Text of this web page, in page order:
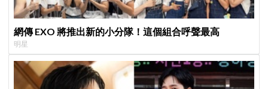
網傳 EXO 將推出新的小分隊！這個組合呼聲最高
明星